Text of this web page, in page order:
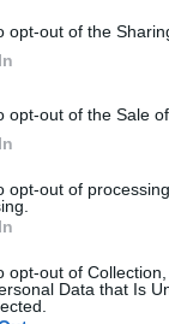
opt-out of the
opt-out of the Sale
opt-out of
opt-out of
Data that Is
portfolio.hu
elmúlt 2 év